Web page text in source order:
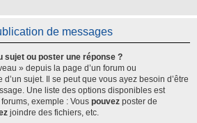
de messages
sujet ou poster une réponse ?
» depuis la page d’un forum ou
sujet. Il se peut que vous ayez besoin d’être
Une liste des options disponibles est
exemple : Vous pouvez poster de
joindre des fichiers, etc.